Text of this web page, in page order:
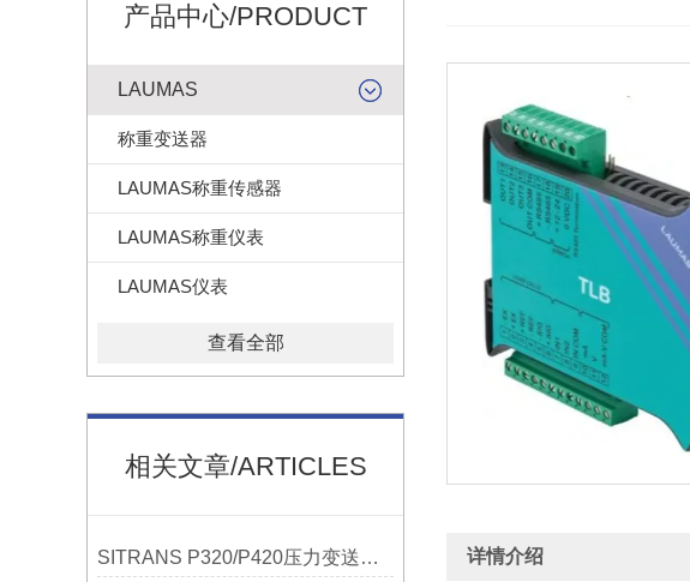
产品中心/PRODUCT
LAUMAS
称重变送器
LAUMAS称重传感器
LAUMAS称重仪表
LAUMAS仪表
查看全部
相关文章/ARTICLES
SITRANS P320/P420压力变送器概述 详情介绍